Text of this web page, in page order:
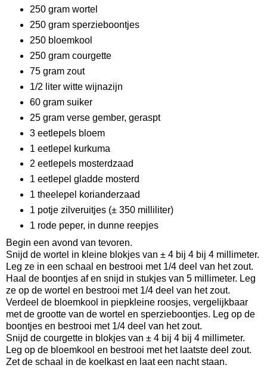
250 gram wortel
250 gram sperzieboontjes
250 bloemkool
250 gram courgette
75 gram zout
1/2 liter witte wijnazijn
60 gram suiker
25 gram verse gember, geraspt
3 eetlepels bloem
1 eetlepel kurkuma
2 eetlepels mosterdzaad
1 eetlepel gladde mosterd
1 theelepel korianderzaad
1 potje zilveruitjes (± 350 milliliter)
1 rode peper, in dunne reepjes
Begin een avond van tevoren.
Snijd de wortel in kleine blokjes van ± 4 bij 4 bij 4 millimeter.
Leg ze in een schaal en bestrooi met 1/4 deel van het zout.
Haal de boontjes af en snijd in stukjes van 5 millimeter. Leg
ze op de wortel en bestrooi met 1/4 deel van het zout.
Verdeel de bloemkool in piepkleine roosjes, vergelijkbaar
met de grootte van de wortel en sperzieboontjes. Leg op de
boontjes en bestrooi met 1/4 deel van het zout.
Snijd de courgette in blokjes van ± 4 bij 4 bij 4 millimeter.
Leg op de bloemkool en bestrooi met het laatste deel zout.
Zet de schaal in de koelkast en laat een nacht staan.